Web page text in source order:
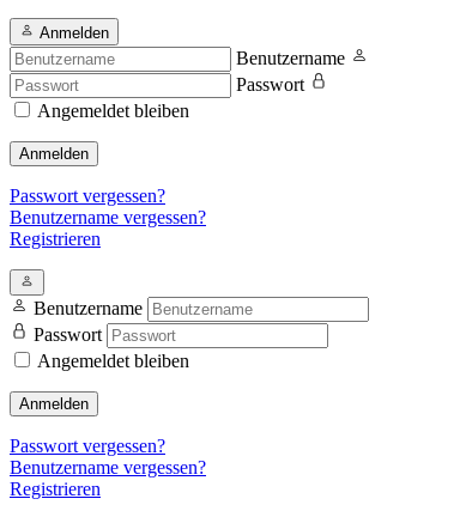
Anmelden
Benutzername
Passwort
Angemeldet bleiben
Anmelden
Passwort vergessen?
Benutzername vergessen?
Registrieren
Benutzername
Passwort
Angemeldet bleiben
Anmelden
Passwort vergessen?
Benutzername vergessen?
Registrieren